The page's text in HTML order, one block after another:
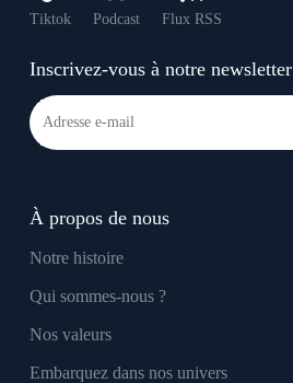
Tiktok Podcast Flux RSS
Inscrivez-vous à notre newsletter
À propos de nous
Notre histoire
Qui sommes-nous ?
Nos valeurs
Embarquez dans nos univers